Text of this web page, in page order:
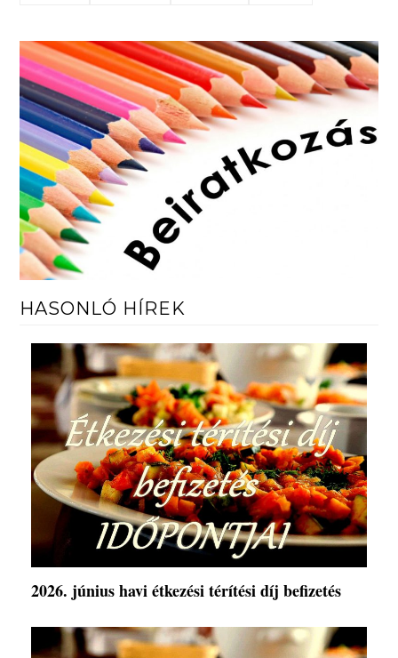
HASONLÓ HÍREK
2026. június havi étkezési térítési díj befizetés